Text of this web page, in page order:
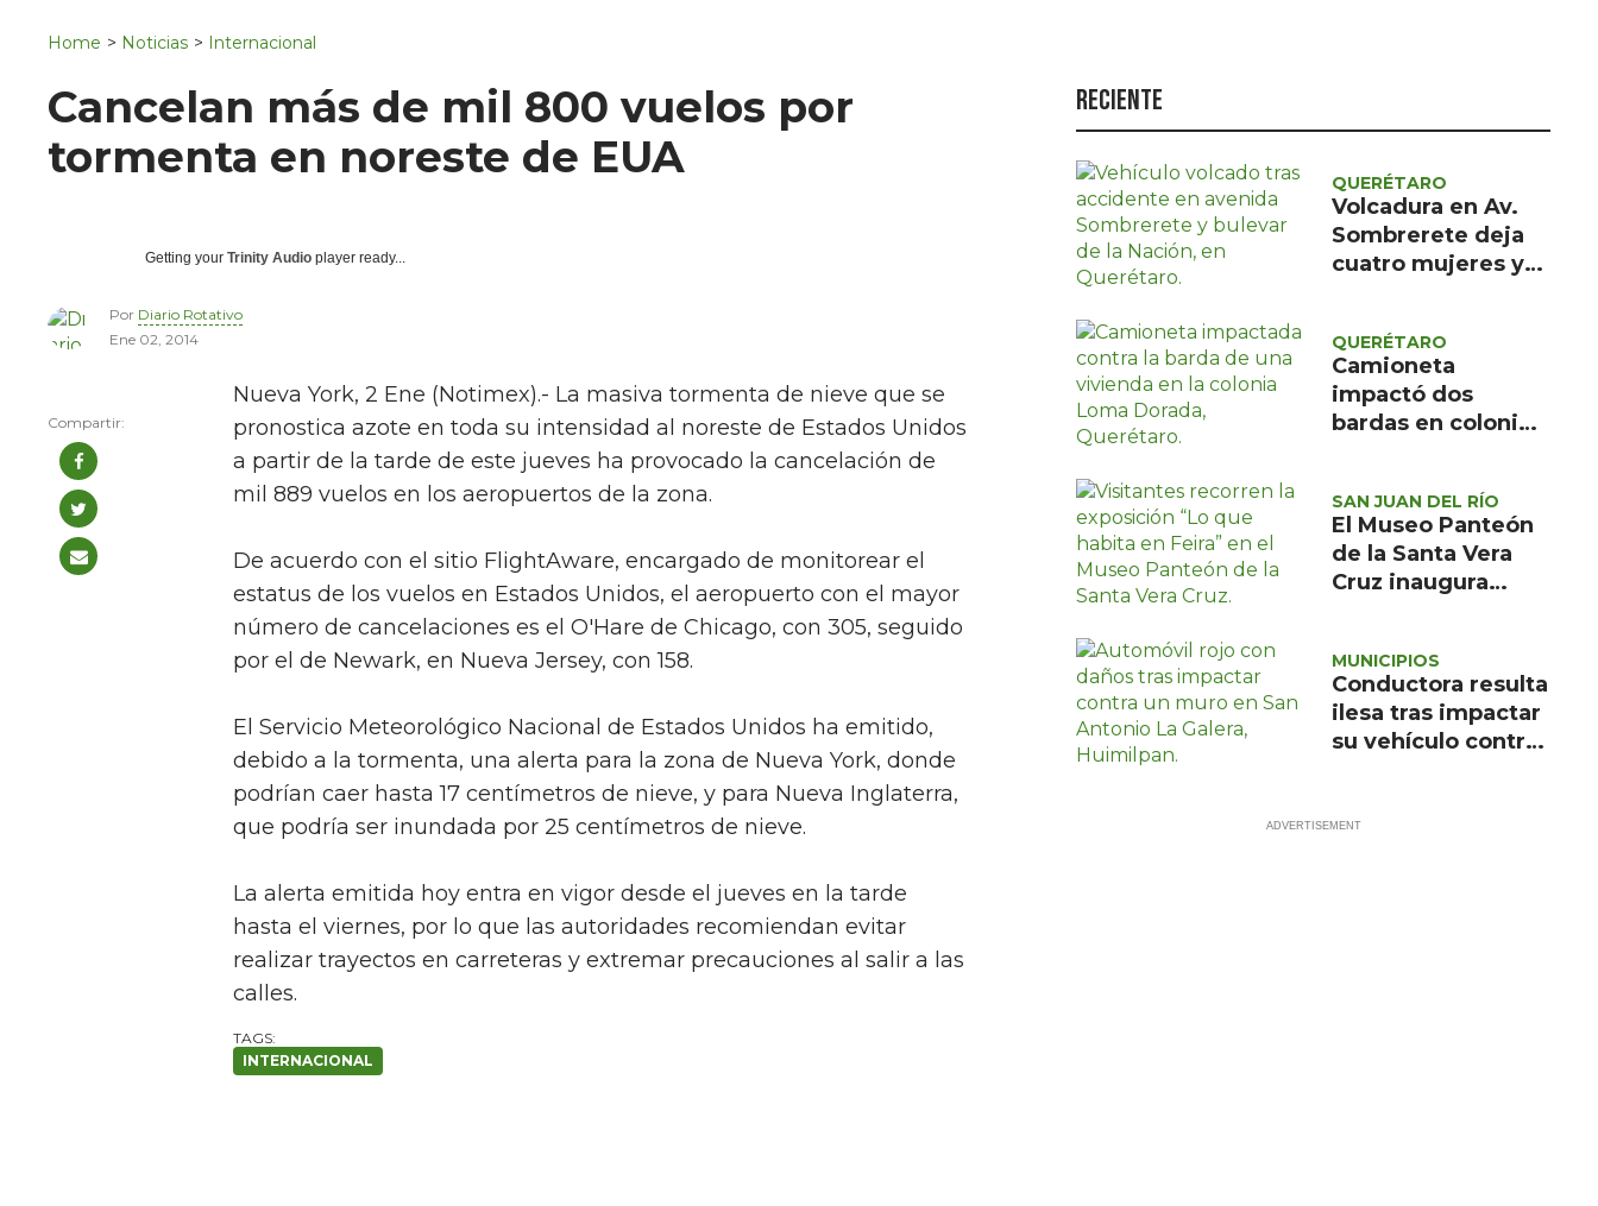
Política
Turismo
Asuntos Sociales
Home > Noticias > Internacional
Cancelan más de mil 800 vuelos por
tormenta en noreste de EUA
Getting your Trinity Audio player ready...
Por Diario Rotativo
Ene 02, 2014
Nueva York, 2 Ene (Notimex).- La masiva tormenta de nieve que se
pronostica azote en toda su intensidad al noreste de Estados Unidos
a partir de la tarde de este jueves ha provocado la cancelación de
mil 889 vuelos en los aeropuertos de la zona.
De acuerdo con el sitio FlightAware, encargado de monitorear el
estatus de los vuelos en Estados Unidos, el aeropuerto con el mayor
número de cancelaciones es el O'Hare de Chicago, con 305, seguido
por el de Newark, en Nueva Jersey, con 158.
El Servicio Meteorológico Nacional de Estados Unidos ha emitido,
debido a la tormenta, una alerta para la zona de Nueva York, donde
podrían caer hasta 17 centímetros de nieve, y para Nueva Inglaterra,
que podría ser inundada por 25 centímetros de nieve.
La alerta emitida hoy entra en vigor desde el jueves en la tarde
hasta el viernes, por lo que las autoridades recomiendan evitar
realizar trayectos en carreteras y extremar precauciones al salir a las
calles.
INTERNACIONAL
Reciente
QUERÉTARO
Volcadura en Av.
Sombrerete deja
cuatro mujeres y
prehospitalaria
QUERÉTARO
Camioneta
impactó dos
bardas en colonia
descartó riesgos
SAN JUAN DEL RÍO
El Museo Panteón
de la Santa Vera
Cruz inaugura
de la Feira
MUNICIPIOS
Conductora resulta
ilesa tras impactar
su vehículo contra